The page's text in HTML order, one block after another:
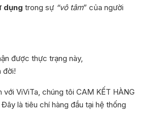
dụng trong sự “vô tâm” của người
được thực trạng này,
đời!
với ViViTa, chúng tôi CAM KẾT HÀNG
là tiêu chí hàng đầu tại hệ thống